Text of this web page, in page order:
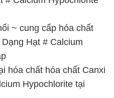
hóa chất hóa chất Canxi
Hypochlorite tại
hóa chất Canxi
Hypochlorite tại
doanh hóa chất hóa